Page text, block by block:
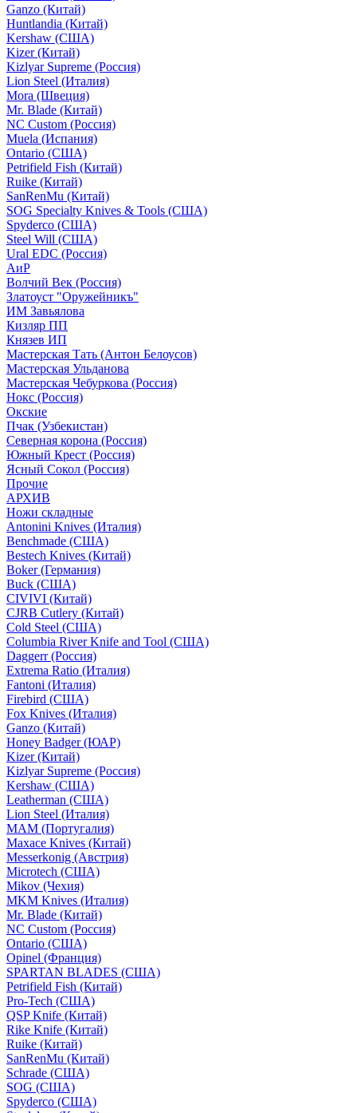
Ganzo (Китай)
Huntlandia (Китай)
Kershaw (США)
Kizer (Китай)
Kizlyar Supreme (Россия)
Lion Steel (Италия)
Mora (Швеция)
Mr. Blade (Китай)
NC Custom (Россия)
Muela (Испания)
Ontario (США)
Petrifield Fish (Китай)
Ruike (Китай)
SanRenMu (Китай)
SOG Specialty Knives & Tools (США)
Spyderco (США)
Steel Will (США)
Ural EDC (Россия)
АиР
Волчий Век (Россия)
Златоуст "Оружейникъ"
ИМ Завьялова
Кизляр ПП
Князев ИП
Мастерская Тать (Антон Белоусов)
Мастерская Ульданова
Мастерская Чебуркова (Россия)
Нокс (Россия)
Окские
Пчак (Узбекистан)
Северная корона (Россия)
Южный Крест (Россия)
Ясный Сокол (Россия)
Прочие
АРХИВ
Ножи складные
Antonini Knives (Италия)
Benchmade (США)
Bestech Knives (Китай)
Boker (Германия)
Buck (США)
CIVIVI (Китай)
CJRB Cutlery (Китай)
Cold Steel (США)
Columbia River Knife and Tool (США)
Daggerr (Россия)
Extrema Ratio (Италия)
Fantoni (Италия)
Firebird (США)
Fox Knives (Италия)
Ganzo (Китай)
Honey Badger (ЮАР)
Kizer (Китай)
Kizlyar Supreme (Россия)
Kershaw (США)
Leatherman (США)
Lion Steel (Италия)
MAM (Португалия)
Maxace Knives (Китай)
Messerkonig (Австрия)
Microtech (США)
Mikov (Чехия)
MKM Knives (Италия)
Mr. Blade (Китай)
NC Custom (Россия)
Ontario (США)
Opinel (Франция)
SPARTAN BLADES (США)
Petrifield Fish (Китай)
Pro-Tech (США)
QSP Knife (Китай)
Rike Knife (Китай)
Ruike (Китай)
SanRenMu (Китай)
Schrade (США)
SOG (США)
Spyderco (США)